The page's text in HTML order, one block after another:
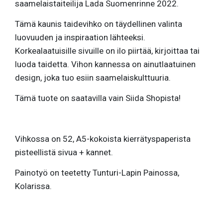
saamelaistaiteilija Lada Suomenrinne 2022.
Tämä kaunis taidevihko on täydellinen valinta
luovuuden ja inspiraation lähteeksi.
Korkealaatuisille sivuille on ilo piirtää, kirjoittaa tai
luoda taidetta. Vihon kannessa on ainutlaatuinen
design, joka tuo esiin saamelaiskulttuuria.
Tämä tuote on saatavilla vain Siida Shopista!
Vihkossa on 52, A5-kokoista kierrätyspaperista
pisteellistä sivua + kannet.
Painotyö on teetetty Tunturi-Lapin Painossa,
Kolarissa.